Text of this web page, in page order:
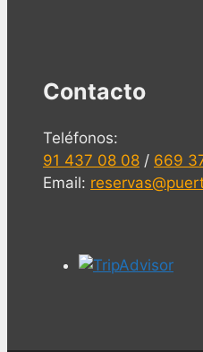
Contacto
Teléfonos:
91 437 08 08 / 669
Email: